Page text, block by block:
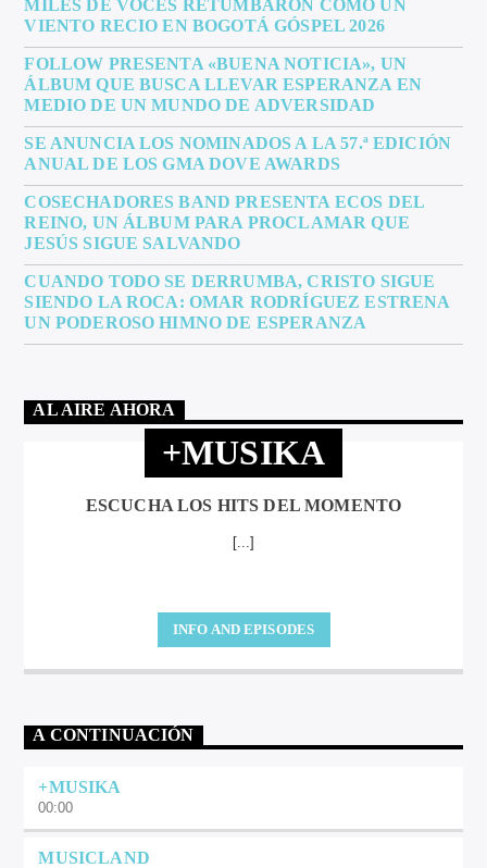
MILES DE VOCES RETUMBARON COMO UN
VIENTO RECIO EN BOGOTÁ GÓSPEL 2026
FOLLOW PRESENTA «BUENA NOTICIA», UN
ÁLBUM QUE BUSCA LLEVAR ESPERANZA EN
MEDIO DE UN MUNDO DE ADVERSIDAD
SE ANUNCIA LOS NOMINADOS A LA 57.ª EDICIÓN
ANUAL DE LOS GMA DOVE AWARDS
COSECHADORES BAND PRESENTA ECOS DEL
REINO, UN ÁLBUM PARA PROCLAMAR QUE
JESÚS SIGUE SALVANDO
CUANDO TODO SE DERRUMBA, CRISTO SIGUE
SIENDO LA ROCA: OMAR RODRÍGUEZ ESTRENA
UN PODEROSO HIMNO DE ESPERANZA
AL AIRE AHORA
+MUSIKA
ESCUCHA LOS HITS DEL MOMENTO
[...]
INFO AND EPISODES
A CONTINUACIÓN
+MUSIKA
00:00
MUSICLAND